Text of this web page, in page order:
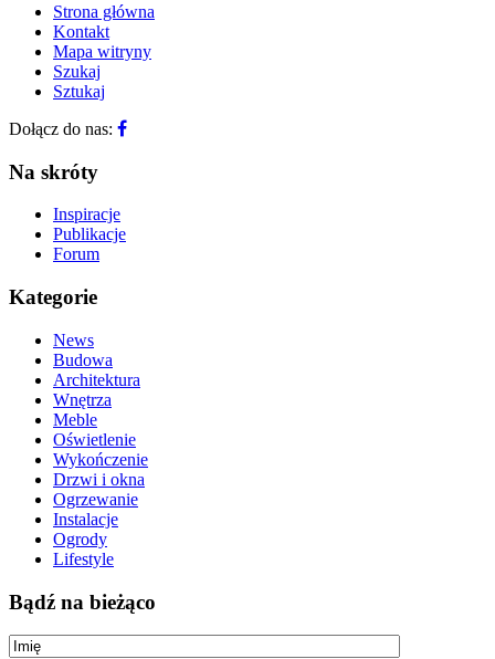
Strona główna
Kontakt
Mapa witryny
Szukaj
Sztukaj
Dołącz do nas:
Na skróty
Inspiracje
Publikacje
Forum
Kategorie
News
Budowa
Architektura
Wnętrza
Meble
Oświetlenie
Wykończenie
Drzwi i okna
Ogrzewanie
Instalacje
Ogrody
Lifestyle
Bądź na bieżąco